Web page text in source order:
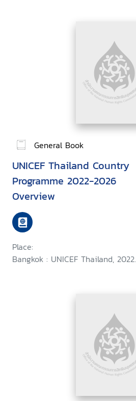
General Book
UNICEF Thailand Country
Programme 2022-2026
Overview
Place:
Bangkok : UNICEF Thailand, 2022.